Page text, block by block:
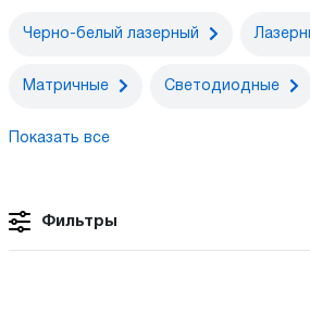
Черно-белый лазерный
Матричные Светодиодные
Показать все
Фильтры